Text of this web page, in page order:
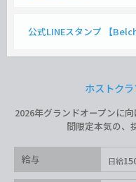
公式LINEスタンプ 【
ホストク
2026年グランドオープンに
間限定本気の、
給与 日給